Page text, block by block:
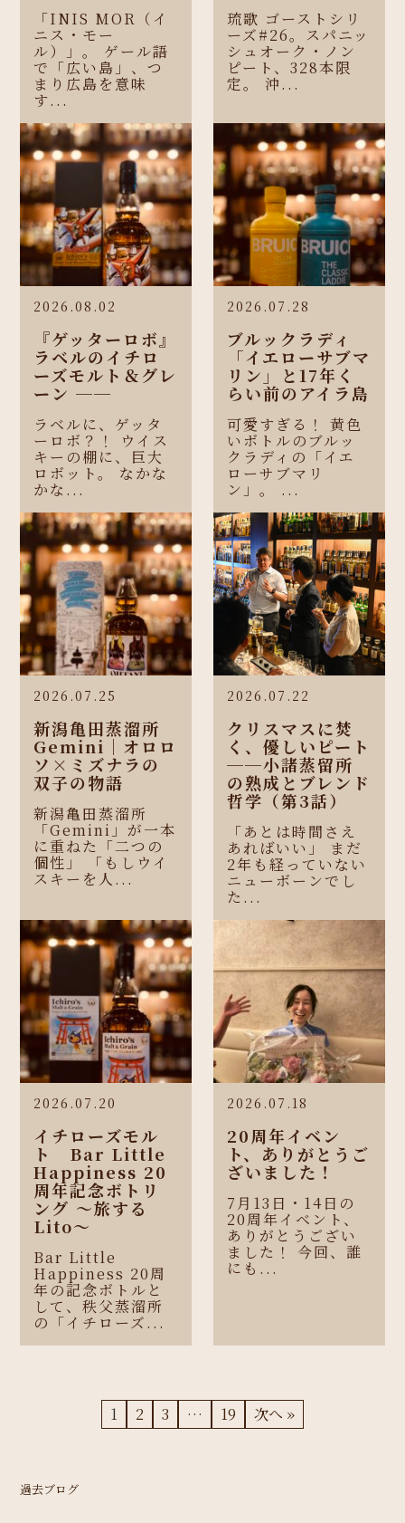
「INIS MOR（イ
ニス・モー
ル）」。 ゲール語
で「広い島」、つ
まり広島を意味
す...
琉歌 ゴーストシリ
ーズ#26。スパニッ
シュオーク・ノン
ピート、328本限
定。 沖...
2026.08.02
『ゲッターロボ』
ラベルのイチロ
ーズモルト＆グレ
ーン ──
ラベルに、ゲッタ
ーロボ？！ ウイス
キーの棚に、巨大
ロボット。 なかな
かな...
2026.07.28
ブルックラディ
「イエローサブマ
リン」と17年く
らい前のアイラ島
可愛すぎる！ 黄色
いボトルのブルッ
クラディの「イエ
ローサブマリ
ン」。 ...
2026.07.25
新潟亀田蒸溜所
Gemini｜オロロ
ソ×ミズナラの
双子の物語
新潟亀田蒸溜所
「Gemini」が一本
に重ねた「二つの
個性」 「もしウイ
スキーを人...
2026.07.22
クリスマスに焚
く、優しいピート
──小諸蒸留所
の熟成とブレンド
哲学（第3話）
「あとは時間さえ
あればいい」 まだ
2年も経っていない
ニューボーンでし
た...
2026.07.20
イチローズモル
ト Bar Little
Happiness 20
周年記念ボトリ
ング 〜旅する
Lito〜
Bar Little
Happiness 20周
年の記念ボトルと
して、秩父蒸溜所
の「イチローズ...
2026.07.18
20周年イベン
ト、ありがとうご
ざいました！
7月13日・14日の
20周年イベント、
ありがとうござい
ました！ 今回、誰
にも...
1 2 3 … 19 次へ »
過去ブログ